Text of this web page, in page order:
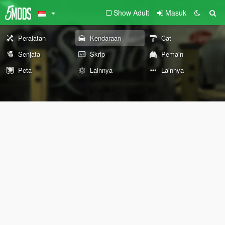
Show Adult Masuk
Peralatan Kendaraan
Cat
Senjata
Skrip
Pemain
Peta
Lainnya Lainnya